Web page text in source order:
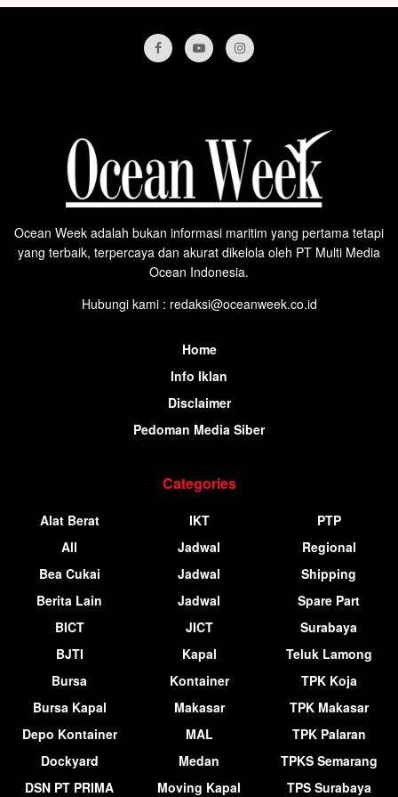
Ocean Week adalah bukan informasi maritim yang pertama tetapi
yang terbaik, terpercaya dan akurat dikelola oleh PT Multi Media
Ocean Indonesia.
Hubungi kami : redaksi@oceanweek.co.id
Home
Info Iklan
Disclaimer
Pedoman Media Siber
Categories
Alat Berat
All
Bea Cukai
Berita Lain
BICT
BJTI
Bursa
Bursa Kapal
Depo Kontainer
Dockyard
DSN PT PRIMA
IKT
Jadwal
Jadwal
Jadwal
JICT
Kapal
Kontainer
Makasar
MAL
Medan
Moving Kapal
PTP
Regional
Shipping
Spare Part
Surabaya
Teluk Lamong
TPK Koja
TPK Makasar
TPK Palaran
TPKS Semarang
TPS Surabaya